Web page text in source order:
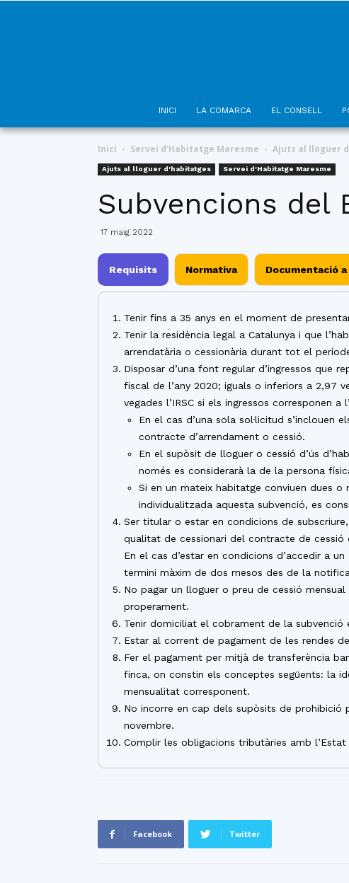
INICI LA COMARCA EL CONSELL
Inici Servei d'Habitatge Maresme Ajuts al lloguer
Ajuts al lloguer d'habitatges Servei d'Habitatge Maresme
Subvencions del
17 maig 2022
Requisits Normativa Documentació
Tenir fins a 35 anys en el moment de
Tenir la residència legal a Catalunya i que
arrendatària o cessionària durant tot el
Disposar d’una font regular d’ingressos que
fiscal de l’any 2020; iguals o inferiors a 2,97
vegades l’IRSC si els ingressos corresponen a
En el cas d’una sola sol·licitud
contracte d’arrendament o cessió.
En el supòsit de lloguer o cessió d’ús
només es considerarà la de la persona
Si en un mateix habitatge conviuen dues
individualitzada aquesta subvenció, es
Ser titular o estar en condicions de
qualitat de cessionari del contracte de cessió
En el cas d’estar en condicions d’accedir a
termini màxim de dos mesos des de la
No pagar un lloguer o preu de cessió
properament.
Tenir domiciliat el cobrament de la subvenció
Estar al corrent de pagament de les rendes
Fer el pagament per mitjà de transferència
finca, on constin els conceptes següents: la
mensualitat corresponent.
No incorre en cap dels supòsits de prohibició
novembre.
Complir les obligacions tributàries amb
Facebook Twitter